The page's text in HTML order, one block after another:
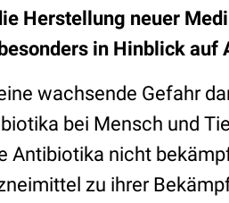
Herstellung neuer
in Hinblick auf
wachsende Gefahr
bei Mensch und
Antibiotika nicht
zu ihrer